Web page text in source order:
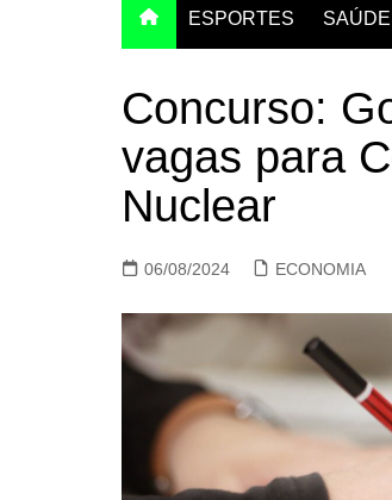
ESPORTES SAÚDE
Concurso:
vagas para
Nuclear
06/08/2024 ECONOMIA